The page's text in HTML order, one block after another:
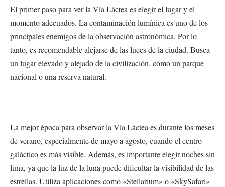
El primer paso para ver la Vía Láctea es elegir el lugar y el
momento adecuados. La contaminación lumínica es uno de los
principales enemigos de la observación astronómica. Por lo
tanto, es recomendable alejarse de las luces de la ciudad. Busca
un lugar elevado y alejado de la civilización, como un parque
nacional o una reserva natural.
La mejor época para observar la Vía Láctea es durante los meses
de verano, especialmente de mayo a agosto, cuando el centro
galáctico es más visible. Además, es importante elegir noches sin
luna, ya que la luz de la luna puede dificultar la visibilidad de las
estrellas. Utiliza aplicaciones como «Stellarium» o «SkySafari»